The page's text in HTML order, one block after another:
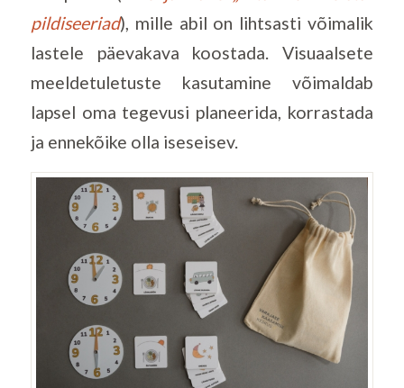
pildiseeriad), mille abil on lihtsasti võimalik
lastele päevakava koostada. Visuaalsete
meeldetuletuste kasutamine võimaldab
lapsel oma tegevusi planeerida, korrastada
ja ennekõike olla iseseisev.